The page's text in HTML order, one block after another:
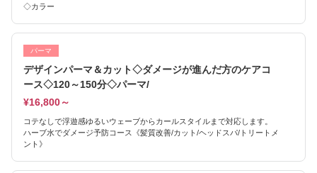
◇カラー
パーマ
デザインパーマ＆カット◇ダメージが進んだ方のケアコ
ース◇120～150分◇パーマ/
¥16,800～
コテなしで浮遊感ゆるいウェーブからカールスタイルまで対応します。
ハーブ水でダメージ予防コース《髪質改善/カット/ヘッドスパ/トリートメ
ント》